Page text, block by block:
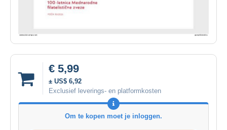
€ 5,99
± US$ 6,92
Exclusief leverings- en platformkosten
Om te kopen moet je inloggen.